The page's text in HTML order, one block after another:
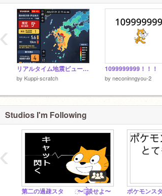
リアルタイム地震ビューアー v1.6.3
by Kuppi-scratch
1099999999！！！
by neconinngyou-2
‹
Studios I'm Following
第二の過疎スタ ҉〜雑̷̰͈̙̪̰͚͓̲̖̤͔̲͛̀̏̄͐̐̄̉̈́̓̋̐̉́ͅ談せよ〜
‹